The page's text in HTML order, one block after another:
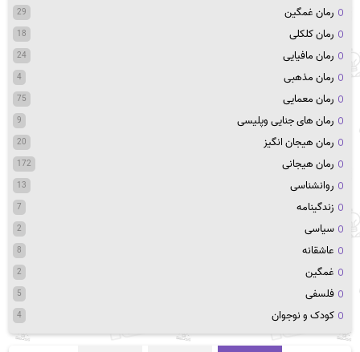
رمان غمگین 29
رمان کلکلی 18
رمان مافیایی 24
رمان مذهبی 4
رمان معمایی 75
رمان های جنایی وپلیسی 9
رمان هیجان انگیز 20
رمان هیجانی 172
روانشناسی 13
زندگینامه 7
سیاسی 2
عاشقانه 8
غمگین 2
فلسفی 5
کودک و نوجوان 4